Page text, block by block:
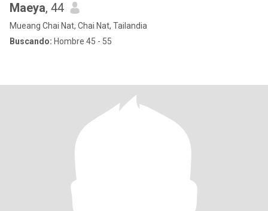
Maeya, 44
Mueang Chai Nat, Chai Nat, Tailandia
Buscando: Hombre 45 - 55